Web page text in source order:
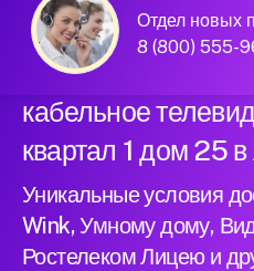
Отдел новых
8 (800) 555-
Подключили новый
кабельное
квартал 1 дом 25 в
Уникальные условия
Wink, Умному дому,
Ростелеком Лицею и